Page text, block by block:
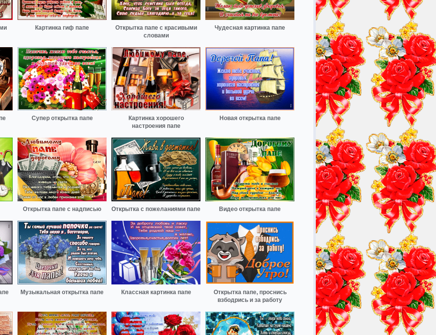
Картинка гиф папе
Открытка папе с красивыми
словами
Чудесная картинка папе
Супер открытка папе
Картинка хорошего
настроения папе
Новая открытка папе
Открытка папе с надписью Открытка с пожеланиями папе Видео открытка папе
Музыкальная открытка папе Классная картинка папе
Открытка папе, проснись
взбодрись и за работу